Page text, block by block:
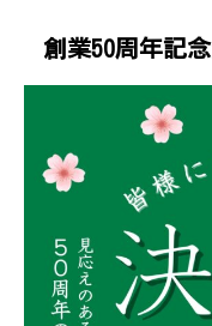
創業50周年記